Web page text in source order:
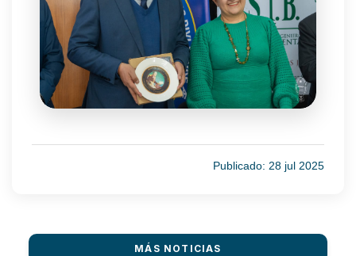
Publicado: 28 jul 2025
MÁS NOTICIAS